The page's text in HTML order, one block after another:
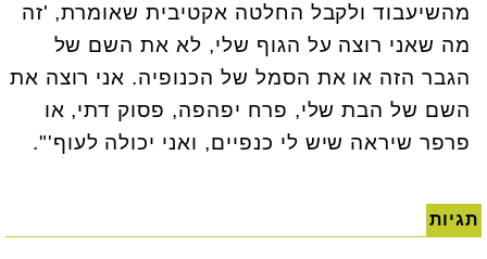
מהשיעבוד ולקבל החלטה אקטיבית שאומרת, 'זה
מה שאני רוצה על הגוף שלי, לא את השם של
הגבר הזה או את הסמל של הכנופיה. אני רוצה את
השם של הבת שלי, פרח יפהפה, פסוק דתי, או
פרפר שיראה שיש לי כנפיים, ואני יכולה לעוף'".
תגיות